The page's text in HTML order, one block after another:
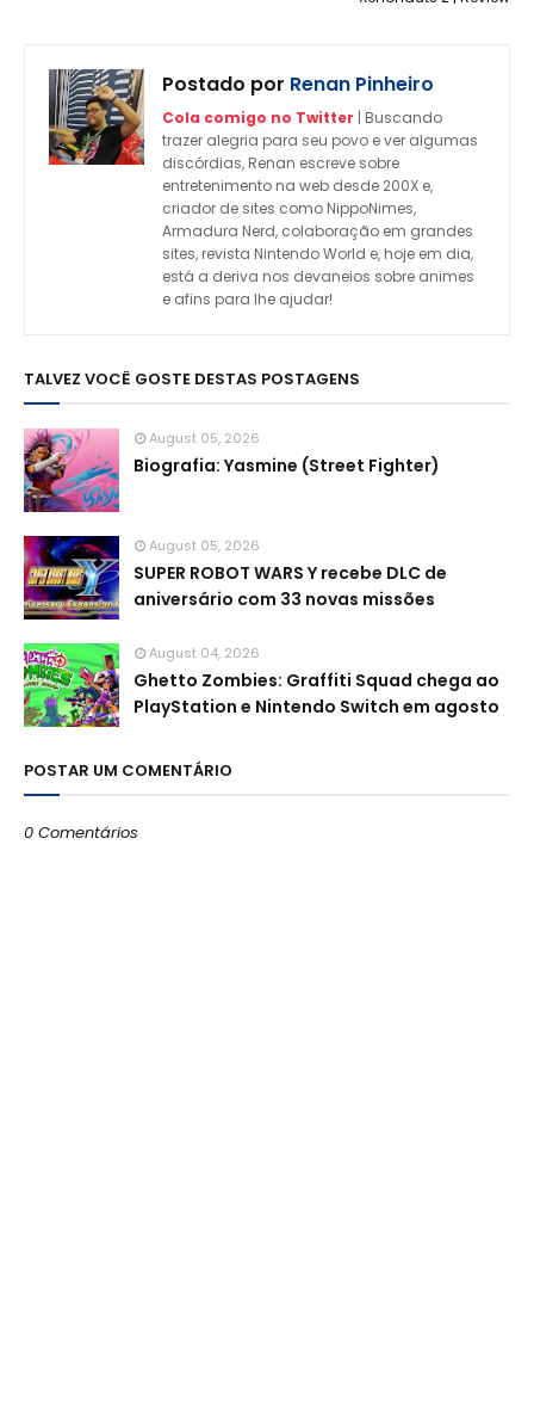
Postado por Renan Pinheiro
Cola comigo no Twitter | Buscando
trazer alegria para seu povo e ver algumas
discórdias, Renan escreve sobre
entretenimento na web desde 200X e,
criador de sites como NippoNimes,
Armadura Nerd, colaboração em grandes
sites, revista Nintendo World e, hoje em dia,
está a deriva nos devaneios sobre animes
e afins para lhe ajudar!
TALVEZ VOCÊ GOSTE DESTAS POSTAGENS
August 05, 2026
Biografia: Yasmine (Street Fighter)
August 05, 2026
SUPER ROBOT WARS Y recebe DLC de
aniversário com 33 novas missões
August 04, 2026
Ghetto Zombies: Graffiti Squad chega ao
PlayStation e Nintendo Switch em agosto
POSTAR UM COMENTÁRIO
0 Comentários